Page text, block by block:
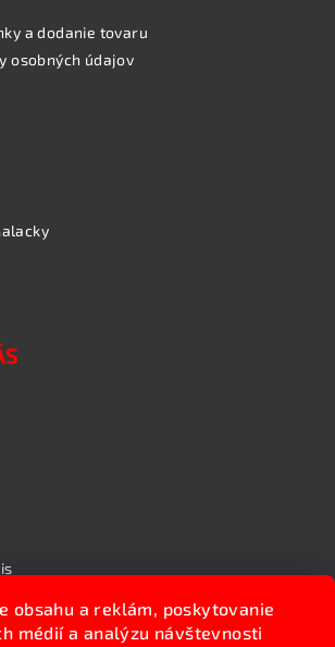
obsahu a reklám, poskytovanie
médií a analýzu návštevnosti
a dodanie tovaru
osobných údajov